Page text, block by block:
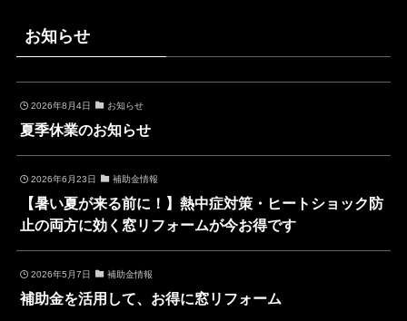
お知らせ
2026年8月4日 お知らせ
夏季休業のお知らせ
2026年6月23日 補助金情報
【暑い夏が来る前に！】熱中症対策・ヒートショック防
止の両方に効く窓リフォームが今お得です
2026年5月7日 補助金情報
補助金を活用して、お得に窓リフォーム